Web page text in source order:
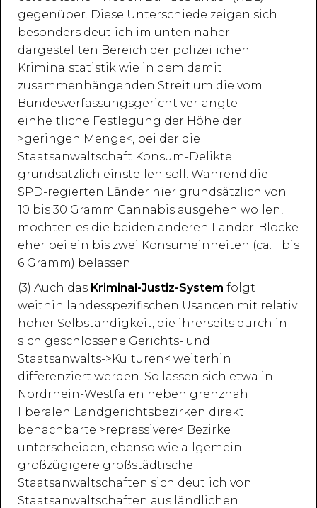
gegenüber. Diese Unterschiede zeigen sich
besonders deutlich im unten näher
dargestellten Bereich der polizeilichen
Kriminalstatistik wie in dem damit
zusammenhängenden Streit um die vom
Bundesverfassungsgericht verlangte
einheitliche Festlegung der Höhe der
>geringen Menge<, bei der die
Staatsanwaltschaft Konsum-Delikte
grundsätzlich einstellen soll. Während die
SPD-regierten Länder hier grundsätzlich von
10 bis 30 Gramm Cannabis ausgehen wollen,
möchten es die beiden anderen Länder-Blöcke
eher bei ein bis zwei Konsumeinheiten (ca. 1 bis
6 Gramm) belassen.
(3) Auch das Kriminal-Justiz-System folgt
weithin landesspezifischen Usancen mit relativ
hoher Selbständigkeit, die ihrerseits durch in
sich geschlossene Gerichts- und
Staatsanwalts->Kulturen< weiterhin
differenziert werden. So lassen sich etwa in
Nordrhein-Westfalen neben grenznah
liberalen Landgerichtsbezirken direkt
benachbarte >repressivere< Bezirke
unterscheiden, ebenso wie allgemein
großzügigere großstädtische
Staatsanwaltschaften sich deutlich von
Staatsanwaltschaften aus ländlichen